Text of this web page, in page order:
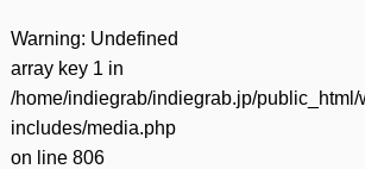
Warning: Undefined
array key 1 in
/home/indiegrab/indiegrab.jp/public_html/
includes/media.php
on line 806